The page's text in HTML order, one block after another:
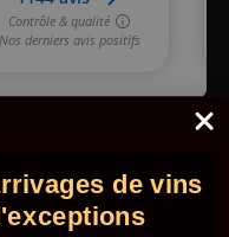
droits réservés.•
de vins